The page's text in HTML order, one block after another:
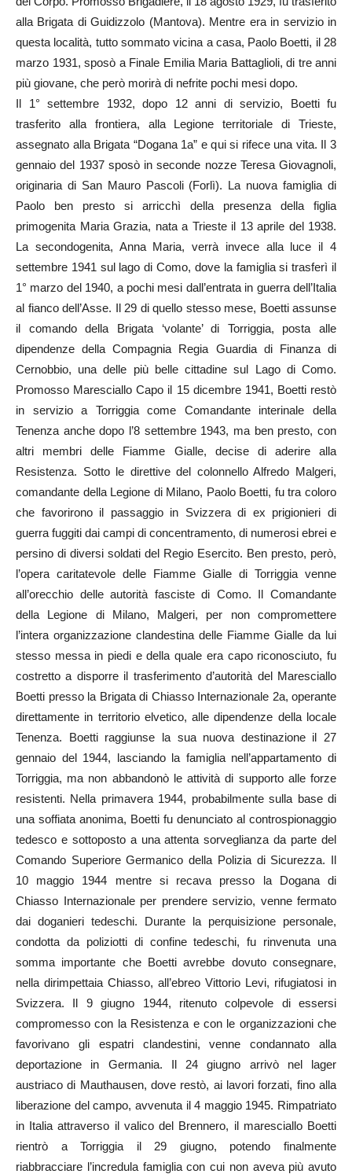
alla Brigata di Guidizzolo (Mantova). Mentre era in servizio in
questa località, tutto sommato vicina a casa, Paolo Boetti, il 28
marzo 1931, sposò a Finale Emilia Maria Battaglioli, di tre anni
più giovane, che però morirà di nefrite pochi mesi dopo.
Il 1° settembre 1932, dopo 12 anni di servizio, Boetti fu
trasferito alla frontiera, alla Legione territoriale di Trieste,
assegnato alla Brigata “Dogana 1a” e qui si rifece una vita. Il 3
gennaio del 1937 sposò in seconde nozze Teresa Giovagnoli,
originaria di San Mauro Pascoli (Forlì). La nuova famiglia di
Paolo ben presto si arricchì della presenza della figlia
primogenita Maria Grazia, nata a Trieste il 13 aprile del 1938.
La secondogenita, Anna Maria, verrà invece alla luce il 4
settembre 1941 sul lago di Como, dove la famiglia si trasferì il
1° marzo del 1940, a pochi mesi dall’entrata in guerra dell’Italia
al fianco dell’Asse. Il 29 di quello stesso mese, Boetti assunse
il comando della Brigata ‘volante’ di Torriggia, posta alle
dipendenze della Compagnia Regia Guardia di Finanza di
Cernobbio, una delle più belle cittadine sul Lago di Como.
Promosso Maresciallo Capo il 15 dicembre 1941, Boetti restò
in servizio a Torriggia come Comandante interinale della
Tenenza anche dopo l’8 settembre 1943, ma ben presto, con
altri membri delle Fiamme Gialle, decise di aderire alla
Resistenza. Sotto le direttive del colonnello Alfredo Malgeri,
comandante della Legione di Milano, Paolo Boetti, fu tra coloro
che favorirono il passaggio in Svizzera di ex prigionieri di
guerra fuggiti dai campi di concentramento, di numerosi ebrei e
persino di diversi soldati del Regio Esercito. Ben presto, però,
l’opera caritatevole delle Fiamme Gialle di Torriggia venne
all’orecchio delle autorità fasciste di Como. Il Comandante
della Legione di Milano, Malgeri, per non compromettere
l’intera organizzazione clandestina delle Fiamme Gialle da lui
stesso messa in piedi e della quale era capo riconosciuto, fu
costretto a disporre il trasferimento d’autorità del Maresciallo
Boetti presso la Brigata di Chiasso Internazionale 2a, operante
direttamente in territorio elvetico, alle dipendenze della locale
Tenenza. Boetti raggiunse la sua nuova destinazione il 27
gennaio del 1944, lasciando la famiglia nell’appartamento di
Torriggia, ma non abbandonò le attività di supporto alle forze
resistenti. Nella primavera 1944, probabilmente sulla base di
una soffiata anonima, Boetti fu denunciato al controspionaggio
tedesco e sottoposto a una attenta sorveglianza da parte del
Comando Superiore Germanico della Polizia di Sicurezza. Il
10 maggio 1944 mentre si recava presso la Dogana di
Chiasso Internazionale per prendere servizio, venne fermato
dai doganieri tedeschi. Durante la perquisizione personale,
condotta da poliziotti di confine tedeschi, fu rinvenuta una
somma importante che Boetti avrebbe dovuto consegnare,
nella dirimpettaia Chiasso, all’ebreo Vittorio Levi, rifugiatosi in
Svizzera. Il 9 giugno 1944, ritenuto colpevole di essersi
compromesso con la Resistenza e con le organizzazioni che
favorivano gli espatri clandestini, venne condannato alla
deportazione in Germania. Il 24 giugno arrivò nel lager
austriaco di Mauthausen, dove restò, ai lavori forzati, fino alla
liberazione del campo, avvenuta il 4 maggio 1945. Rimpatriato
in Italia attraverso il valico del Brennero, il maresciallo Boetti
rientrò a Torriggia il 29 giugno, potendo finalmente
riabbracciare l’incredula famiglia con cui non aveva più avuto